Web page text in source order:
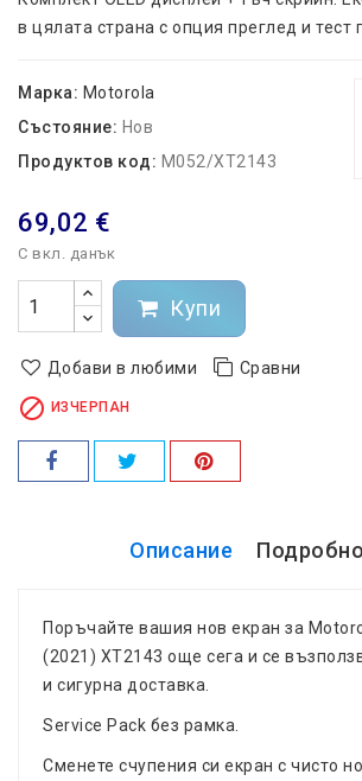
в цялата страна с опция преглед и тест
Марка: Motorola
Състояние: Нов
Продуктов код: M052/XT2143
69,02 €
С вкл. данък
Купи
Добави в любими Сравни
 ИЗЧЕРПАН
Описание
Поръчайте вашия нов екран за
(2021) XT2143 още сега и се
и сигурна доставка.
Service Pack без рамка.
Сменете счупения си екран с чисто